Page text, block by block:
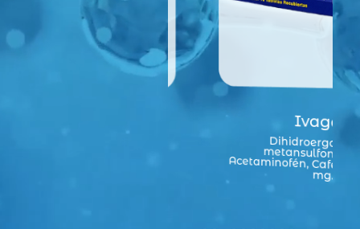
Dihidroergotamina
metansulfonato 1 mg,
Acetaminofén, Cafeína anhidra 40
mg.